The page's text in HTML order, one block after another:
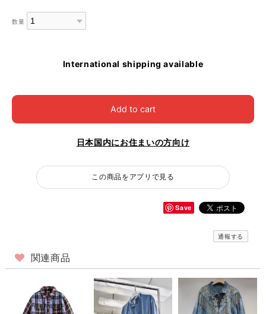
数量
International shipping available
Add to cart
日本国内にお住まいの方向け
この商品をアプリで見る
Save
通報する
関連商品